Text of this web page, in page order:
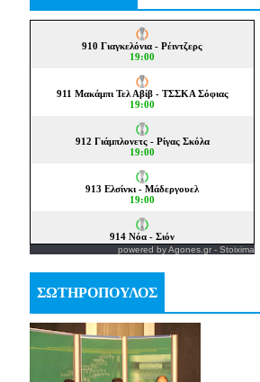
powered byAgones.gr - Stoixima
ΣΩΤΗΡΟΠΟΥΛΟΣ